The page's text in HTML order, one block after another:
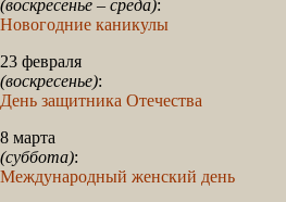
(воскресенье – среда):
Новогодние каникулы
23 февраля
(воскресенье):
День защитника Отечества
8 марта
(суббота):
Международный женский день